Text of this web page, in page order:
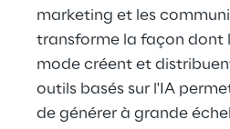
marketing et les
transforme la façon dont
mode créent et
outils basés sur l'IA
de générer à grande